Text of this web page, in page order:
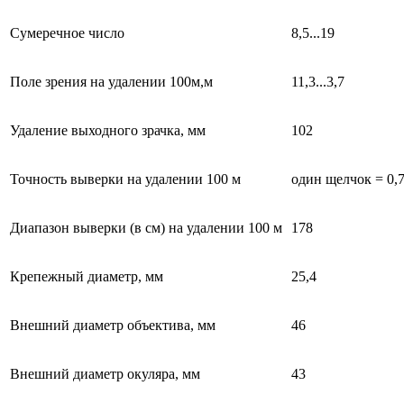
Сумеречное число 8,5...19
Поле зрения на удалении 100м,м 11,3...3,7
Удаление выходного зрачка, мм 102
Точность выверки на удалении 100 м один щелчок =
Диапазон выверки (в см) на удалении 100 м 178
Крепежный диаметр, мм 25,4
Внешний диаметр объектива, мм 46
Внешний диаметр окуляра, мм 43